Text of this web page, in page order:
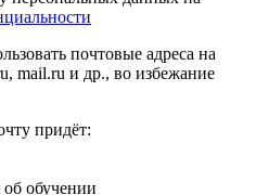
почтовые адреса на
mail.ru и др., во избежание
придёт:
обучении